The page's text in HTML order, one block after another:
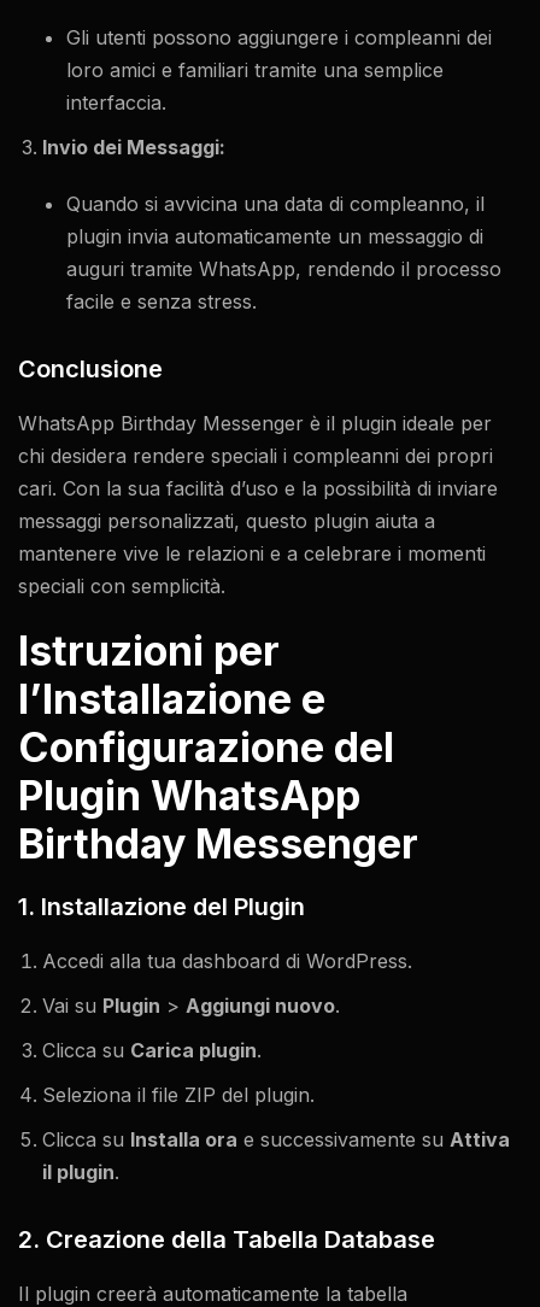
Gli utenti possono aggiungere i compleanni dei
loro amici e familiari tramite una semplice
interfaccia.
Invio dei Messaggi:
Quando si avvicina una data di compleanno, il
plugin invia automaticamente un messaggio di
auguri tramite WhatsApp, rendendo il processo
facile e senza stress.
Conclusione
WhatsApp Birthday Messenger è il plugin ideale per
chi desidera rendere speciali i compleanni dei propri
cari. Con la sua facilità d’uso e la possibilità di inviare
messaggi personalizzati, questo plugin aiuta a
mantenere vive le relazioni e a celebrare i momenti
speciali con semplicità.
Istruzioni per
l’Installazione e
Configurazione del
Plugin WhatsApp
Birthday Messenger
1. Installazione del Plugin
Accedi alla tua dashboard di WordPress.
Vai su Plugin > Aggiungi nuovo.
Clicca su Carica plugin.
Seleziona il file ZIP del plugin.
Clicca su Installa ora e successivamente su Attiva
il plugin.
2. Creazione della Tabella Database
Il plugin creerà automaticamente la tabella